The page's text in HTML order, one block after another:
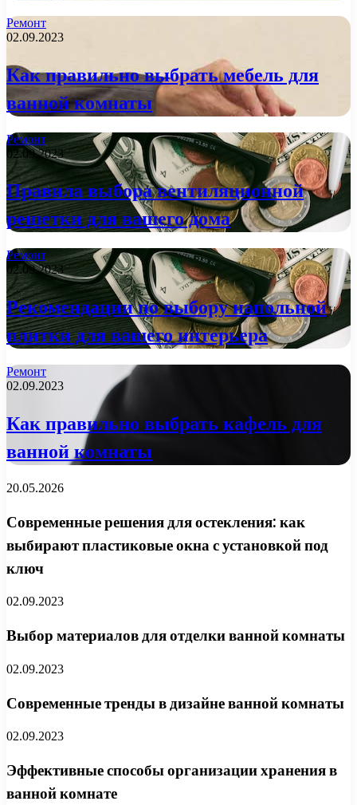
Ремонт
02.09.2023
Как правильно выбрать мебель для
ванной комнаты
Ремонт
02.09.2023
Правила выбора вентиляционной
решетки для вашего дома
Ремонт
02.09.2023
Рекомендации по выбору напольной
плитки для вашего интерьера
Ремонт
02.09.2023
Как правильно выбрать кафель для
ванной комнаты
20.05.2026
Современные решения для остекления: как
выбирают пластиковые окна с установкой под
ключ
02.09.2023
Выбор материалов для отделки ванной комнаты
02.09.2023
Современные тренды в дизайне ванной комнаты
02.09.2023
Эффективные способы организации хранения в
ванной комнате